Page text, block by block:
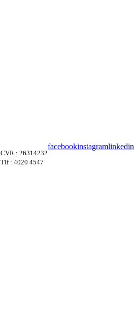
CVR : 26314232
Tlf : 4020 4547
facebookinstagramlinkedin